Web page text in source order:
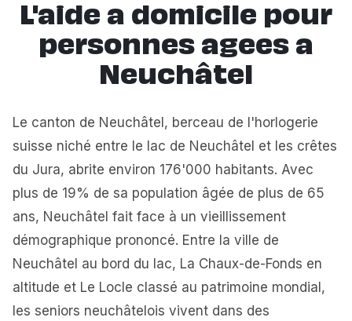
L'aide a domicile pour
personnes agees a
Neuchâtel
Le canton de Neuchâtel, berceau de l'horlogerie
suisse niché entre le lac de Neuchâtel et les crêtes
du Jura, abrite environ 176'000 habitants. Avec
plus de 19% de sa population âgée de plus de 65
ans, Neuchâtel fait face à un vieillissement
démographique prononcé. Entre la ville de
Neuchâtel au bord du lac, La Chaux-de-Fonds en
altitude et Le Locle classé au patrimoine mondial,
les seniors neuchâtelois vivent dans des